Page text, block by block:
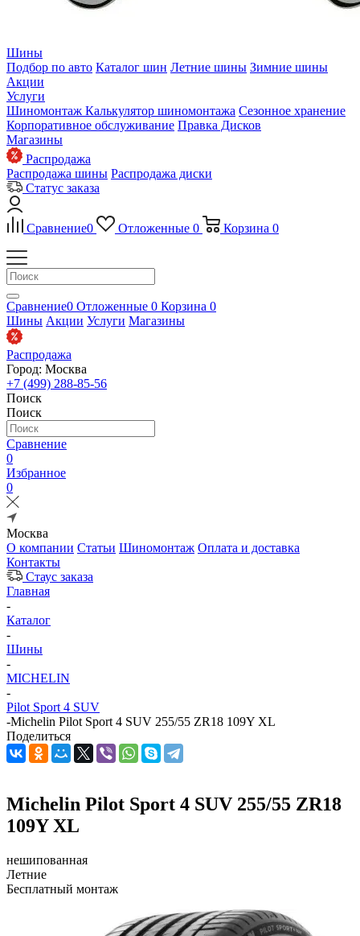
Шины
Подбор по авто Каталог шин Летние шины Зимние шины
Акции
Услуги
Шиномонтаж Калькулятор шиномонтажа Сезонное хранение
Корпоративное обслуживание Правка Дисков
Магазины
Распродажа
Распродажа шины Распродажа диски
Статус заказа
Сравнение0 Отложенные 0 Корзина 0
Сравнение0 Отложенные 0 Корзина 0
Шины Акции Услуги Магазины
Распродажа
Город: Москва
+7 (499) 288-85-56
Поиск
Поиск
Сравнение
0
Избранное
0
Москва
О компании Статьи Шиномонтаж Оплата и доставка
Контакты
Стаус заказа
Главная
-
Каталог
-
Шины
-
MICHELIN
-
Pilot Sport 4 SUV
-Michelin Pilot Sport 4 SUV 255/55 ZR18 109Y XL
Поделиться
Michelin Pilot Sport 4 SUV 255/55 ZR18
109Y XL
нешипованная
Летние
Бесплатный монтаж